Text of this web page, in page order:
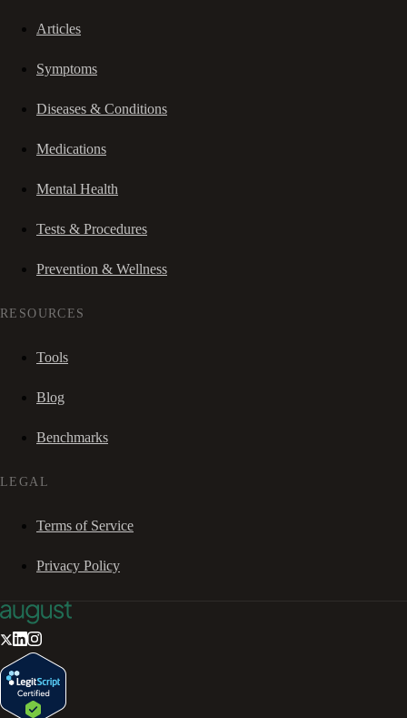
Articles
Symptoms
Diseases & Conditions
Medications
Mental Health
Tests & Procedures
Prevention & Wellness
RESOURCES
Tools
Blog
Benchmarks
LEGAL
Terms of Service
Privacy Policy